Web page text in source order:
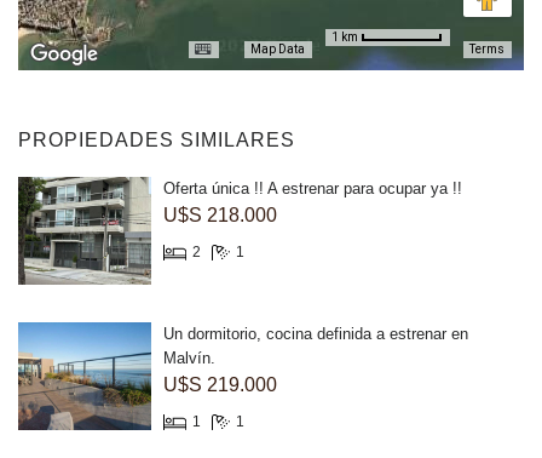
Map Data
1 km
Terms
PROPIEDADES SIMILARES
Oferta única !! A estrenar para ocupar ya !!
U$S 218.000
2 1
Un dormitorio, cocina definida a estrenar en
Malvín.
U$S 219.000
1 1